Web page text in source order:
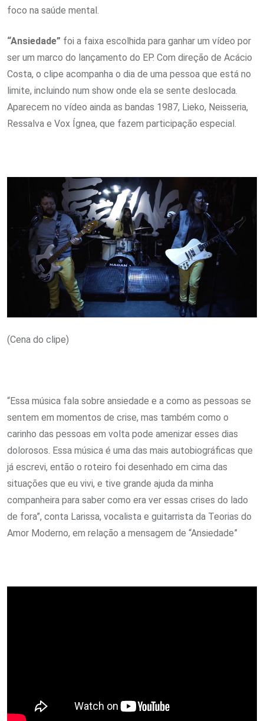
foco na saúde mental.
“Ansiedade” foi a faixa escolhida para ganhar um vídeo por
ser um marco do lançamento do EP. Com direção de Acácio
Costa, o clipe acompanha o dia de uma pessoa que está no
limite, incluindo num show onde ela se sente deslocada.
Aparecem no vídeo ainda as bandas 1987, Lieko, Neisseria,
Ressalva e Vox Ígnea, que fazem participação especial.
(Cena do clipe)
“Essa música fala sobre ansiedade e a como as pessoas se
sentem em momentos de crise, mas também como o
carinho das pessoas em volta pode amenizar esses dias
dolorosos. Essa música é uma das mais autobiográficas que
já escrevi, então o roteiro foi desenhado em cima das
situações que eu vivi, e tive grande ajuda da minha
companheira para saber como era ver essas crises do lado
de fora”, conta Larissa, vocalista e guitarrista da Teorias do
Amor Moderno, em relação a mensagem de “Ansiedade”